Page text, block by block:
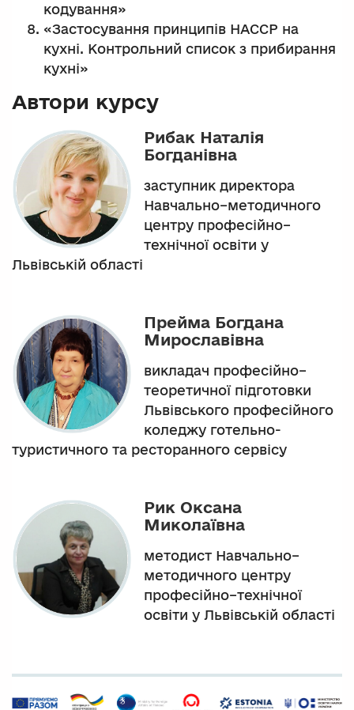
кодування»
«Застосування принципів НАССР на
кухні. Контрольний список з прибирання
кухні»
Автори курсу
Рибак Наталія
Богданівна
заступник директора
Навчально–методичного
центру професійно–
технічної освіти у
Львівській області
Прейма Богдана
Мирославівна
викладач професійно–
теоретичної підготовки
Львівського професійного
коледжу готельно-
туристичного та ресторанного сервісу
Рик Оксана
Миколаївна
методист Навчально–
методичного центру
професійно–технічної
освіти у Львівській області